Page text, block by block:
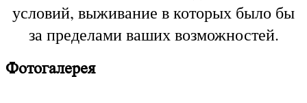
условий, выживание в которых было бы
за пределами ваших возможностей.
Фотогалерея